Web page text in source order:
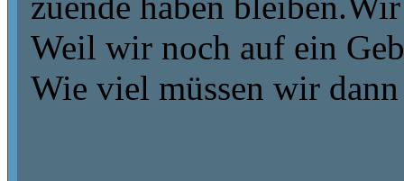
Weil wir noch auf ein
Wie viel müssen wir dann